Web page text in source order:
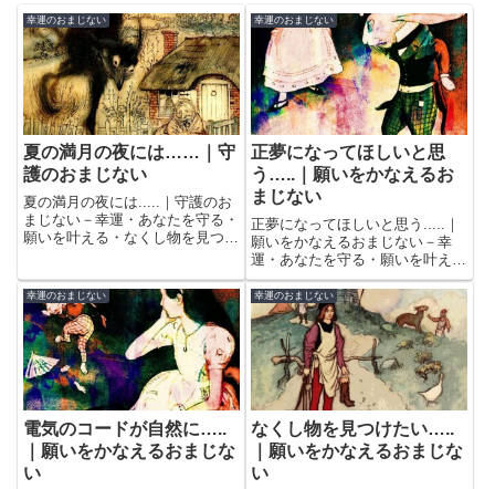
幸運のおまじない
夏の満月の夜には……｜守
護のおまじない
夏の満月の夜には.....｜守護のお
まじない－幸運・あなたを守る・
願いを叶える・なくし物を見つけ
幸運のおまじない
正夢になってほしいと思
う…..｜願いをかなえるお
まじない
正夢になってほしいと思う.....｜
願いをかなえるおまじない－幸
運・あなたを守る・願いを叶え
る・なくし物を見つけるなどのお
まじないをこっそり教えます。
幸運のおまじない
電気のコードが自然に…..
｜願いをかなえるおまじな
い
幸運のおまじない
なくし物を見つけたい…..
｜願いをかなえるおまじな
い